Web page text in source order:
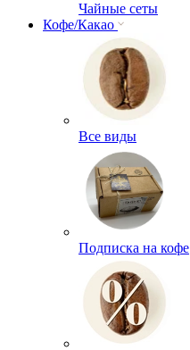
Чайные сеты
Кофе/Какао
Все виды
Подписка на кофе